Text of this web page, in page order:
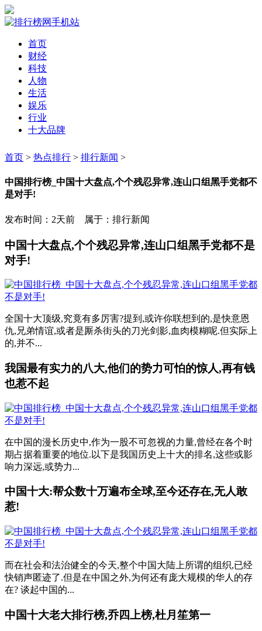
首页
财经
科技
人物
生活
娱乐
行业
十大品牌
首页 > 热点排行 > 排行新闻 >
中国排行榜_中国十大盘点,个个残忍异常,连山口组黑手党都不
是对手!
发布时间：2天前 属于：排行新闻
中国十大盘点,个个残忍异常,连山口组黑手党都不是
对手!
全国十大顶级,究竟有多厉害?提到,或许你联想到的,是快意恩
仇,兄弟情谊,或者是厮杀街头的刀光剑影,血肉模糊呢.但实际上
的,并不...
我国最有实力的八大,他们的势力可怕的惊人,再有钱
也惹不起
在中国的漫长历史中,作为一股不可忽视的力量,曾经在各个时
期占据着重要的地位.以下是我国历史上十大的排名,这些或影
响力深远,或势力...
中国十大:帮众数十万遍布全球,至今还存在,无人敢
惹!
而在社会和法治健全的今天,整个中国大陆上所谓的组织,已经
快销声匿迹了.但是在中国之外,为何还有庞大规模的华人的存
在? 谈起中国的...
中国十大老大排行榜,乔四上榜,杜月笙第一